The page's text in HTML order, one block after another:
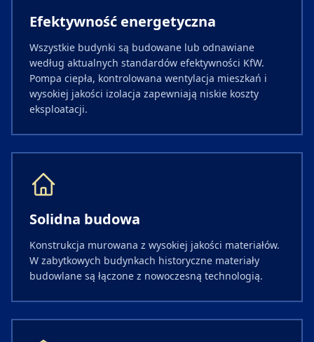
Efektywność energetyczna
Wszystkie budynki są budowane lub odnawiane
według aktualnych standardów efektywności KfW.
Pompa ciepła, kontrolowana wentylacja mieszkań i
wysokiej jakości izolacja zapewniają niskie koszty
eksploatacji.
Solidna budowa
Konstrukcja murowana z wysokiej jakości materiałów.
W zabytkowych budynkach historyczne materiały
budowlane są łączone z nowoczesną technologią.